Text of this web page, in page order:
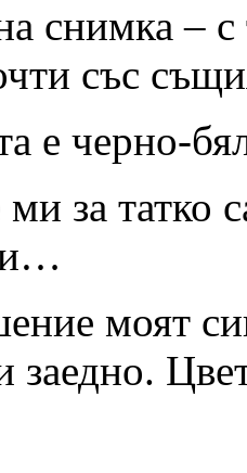
снимка – с
със
е черно-
за татко
моят
заедно.